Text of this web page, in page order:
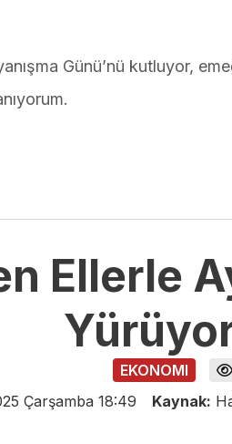
Günü’nü kutluyor,
Ellerle
EKONOMI
Çarşamba 18:49 Kaynak: